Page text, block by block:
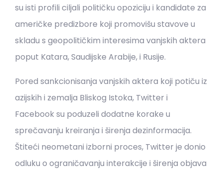
su isti profili ciljali političku opoziciju i kandidate za
američke predizbore koji promovišu stavove u
skladu s geopolitičkim interesima vanjskih aktera
poput Katara, Saudijske Arabije, i Rusije.
Pored sankcionisanja vanjskih aktera koji potiču iz
azijskih i zemalja Bliskog Istoka, Twitter i
Facebook su poduzeli dodatne korake u
sprečavanju kreiranja i širenja dezinformacija.
Štiteći neometani izborni proces, Twitter je donio
odluku o ograničavanju interakcije i širenja objava